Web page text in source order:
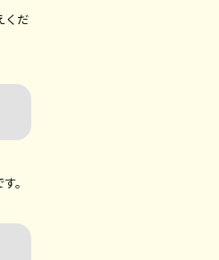
くだ
。